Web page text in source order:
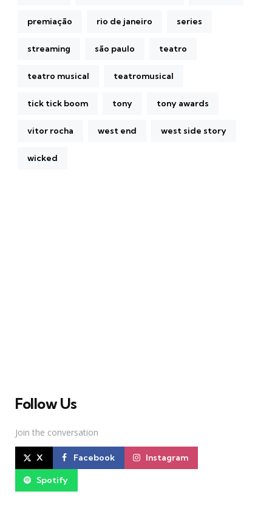
premiação rio de janeiro series
streaming são paulo teatro
teatro musical teatromusical
tick tick boom tony tony awards
vitor rocha west end west side story
wicked
Follow Us
Join the conversation
X Facebook Instagram
Spotify